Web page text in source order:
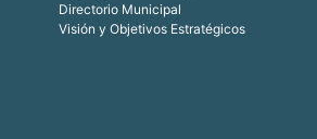
Directorio Municipal
Visión y Objetivos Estratégicos